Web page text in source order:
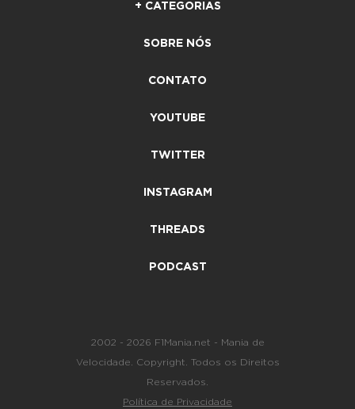
+ CATEGORIAS
SOBRE NÓS
CONTATO
YOUTUBE
TWITTER
INSTAGRAM
THREADS
PODCAST
2002 - 2026 F1Mania.net - Mania de
Velocidade. Copyright. Todos os Direitos
Reservados.
Política de Privacidade